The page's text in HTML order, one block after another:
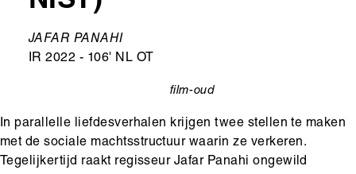
Ondertitel
JAFAR PANAHI
IR 2022 - 106' NL OT
film-oud
In parallelle liefdesverhalen krijgen twee stellen te maken
met de sociale machtsstructuur waarin ze verkeren.
Tegelijkertijd raakt regisseur Jafar Panahi ongewild